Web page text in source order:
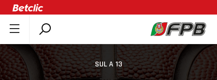
SOBRE A FPB
DOCUMENTOS
SUL A 13